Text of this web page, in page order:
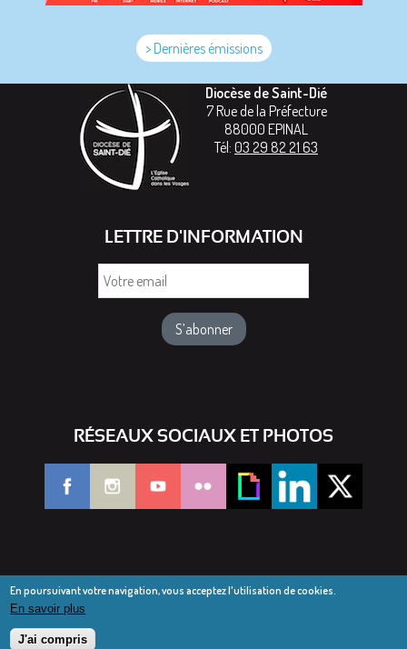
> Dernières émissions
Diocèse de Saint-Dié
7 Rue de la Préfecture
88000 EPINAL
Tél: 03 29 82 21 63
LETTRE D'INFORMATION
RÉSEAUX SOCIAUX ET PHOTOS
© Diocèse de Saint-Dié 2016-2025
En poursuivant votre navigation, vous acceptez l'utilisation de cookies.
En savoir plus
J'ai compris